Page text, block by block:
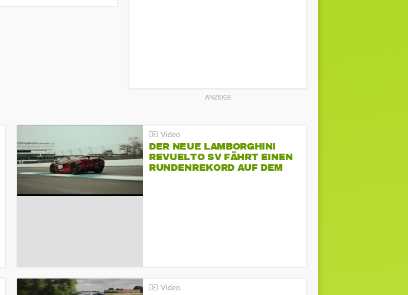
DER NEUE LAMBORGHINI
REVUELTO SV FÄHRT EINEN
RUNDENREKORD AUF DEM